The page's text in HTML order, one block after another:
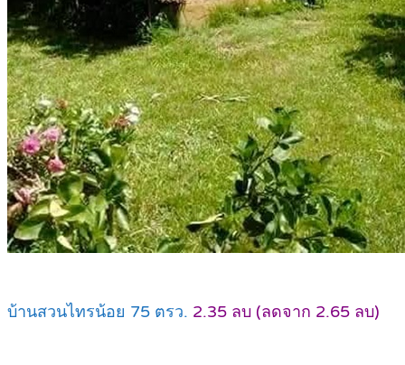
บ้านสวนไทรน้อย 75 ตรว. 2.35 ลบ (ลดจาก 2.65 ลบ)